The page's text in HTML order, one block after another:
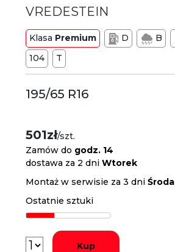
VREDESTEIN
Klasa Premium D B
104
T
195/65 R16
501zł/szt.
Zamów do godz. 14
dostawa za 2 dniWtorek
Montaż w serwisie za 3 dniŚroda
Ostatnie sztuki
Kup